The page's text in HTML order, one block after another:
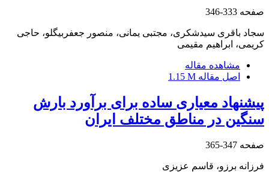
صفحه 333-346
سجاد باقری سیدشکری، مجتبی یمانی، منصور جعفربیگلو، حاجی
کریمی، ابراهیم مقیمی
مشاهده مقاله
اصل مقاله 1.15 M
پیشنهاد معیاری ساده برای برآورد بارش
سنگین در مناطق مختلف ایران
صفحه 347-365
فرزانه برزو، قاسم عزیزی